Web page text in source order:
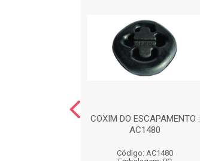
COXIM DO ESCAPAMENTO :
AC1480
Código: AC1480